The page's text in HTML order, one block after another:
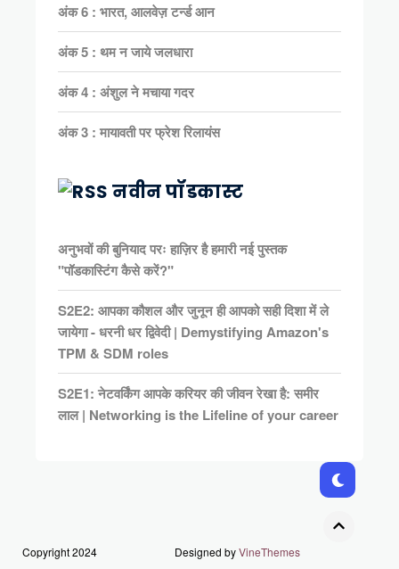
अंक 6 : भारत, आलवेज़ टर्न्ड आन
अंक 5 : थम न जाये जलधारा
अंक 4 : अंशुल ने मचाया गदर
अंक 3 : मायावती पर फ्रेश रिलायंस
नवीन पॉडकास्ट
अनुभवों की बुनियाद परः हाज़िर है हमारी नई पुस्तक
"पॉडकास्टिंग कैसे करें?"
S2E2: आपका कौशल और जुनून ही आपको सही दिशा में ले
जायेगा - धरनी धर द्विवेदी | Demystifying Amazon's
TPM & SDM roles
S2E1: नेटवर्किंग आपके करियर की जीवन रेखा है: समीर
लाल | Networking is the Lifeline of your career
Copyright 2024 Designed byVineThemes